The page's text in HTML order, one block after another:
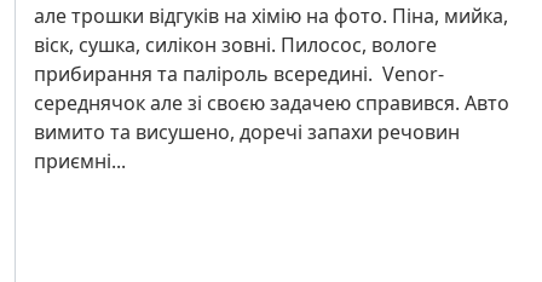
але трошки відгуків на хімію на фото. Піна, мийка,
віск, сушка, силікон зовні. Пилосос, вологе
прибирання та паліроль всередині. Venor-
середнячок але зі своєю задачею справився. Авто
вимито та висушено, доречі запахи речовин
приємні...